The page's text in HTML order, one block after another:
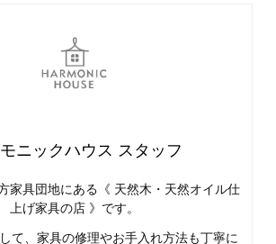
ニックハウス スタッフ
家具団地にある《 天然木・天然オイル仕
上げ家具の店 》です。
て、家具の修理やお手入れ方法も丁寧に